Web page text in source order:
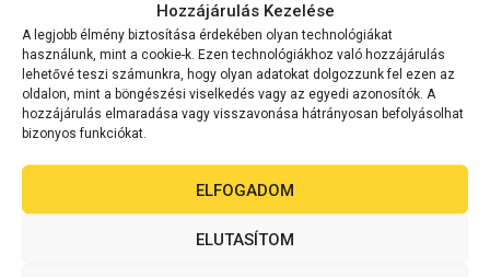
Hozzájárulás Kezelése
A legjobb élmény biztosítása érdekében olyan technológiákat
használunk, mint a cookie-k. Ezen technológiákhoz való hozzájárulás
lehetővé teszi számunkra, hogy olyan adatokat dolgozzunk fel ezen az
oldalon, mint a böngészési viselkedés vagy az egyedi azonosítók. A
hozzájárulás elmaradása vagy visszavonása hátrányosan befolyásolhat
bizonyos funkciókat.
ELFOGADOM
ELUTASÍTOM
2-3 NAPON
BELÜL